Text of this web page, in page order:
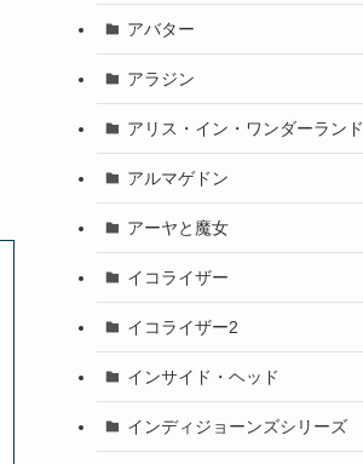
アバター
アラジン
アリス・イン・ワンダーランド
アルマゲドン
アーヤと魔女
イコライザー
イコライザー2
インサイド・ヘッド
インディジョーンズシリーズ